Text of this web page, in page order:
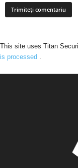
This site uses Titan
is processed